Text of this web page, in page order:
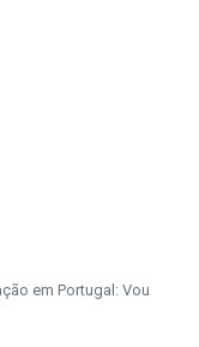
em Portugal: Vou